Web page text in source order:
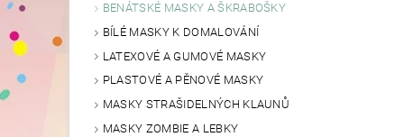
BENÁTSKÉ MASKY A ŠKRABOŠKY
BÍLÉ MASKY K DOMALOVÁNÍ
LATEXOVÉ A GUMOVÉ MASKY
PLASTOVÉ A PĚNOVÉ MASKY
MASKY STRAŠIDELNÝCH KLAUNŮ
MASKY ZOMBIE A LEBKY